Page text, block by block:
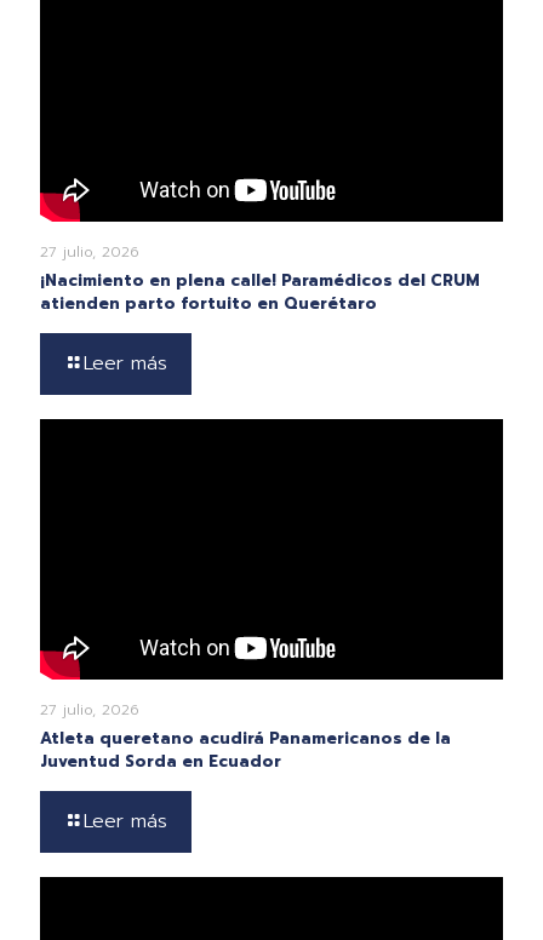
27 julio, 2026
¡Nacimiento en plena calle! Paramédicos del CRUM
atienden parto fortuito en Querétaro
Leer más
27 julio, 2026
Atleta queretano acudirá Panamericanos de la
Juventud Sorda en Ecuador
Leer más